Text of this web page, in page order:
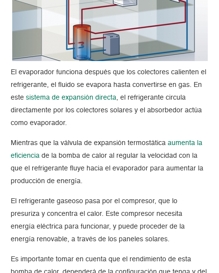
El evaporador funciona después que los colectores calienten el
refrigerante, el fluido se evapora hasta convertirse en gas. En
estesistema de expansión directa, el refrigerante circula
directamente por los colectores solares y el absorbedor actúa
como evaporador.
Mientras que la válvula de expansión termostáticaaumenta la
eficiencia de la bomba de calor al regular la velocidad con la
que el refrigerante fluye hacia el evaporador para aumentar la
producción de energía.
El refrigerante gaseoso pasa por el compresor, que lo
presuriza y concentra el calor. Este compresor necesita
energía eléctrica para funcionar, y puede proceder de la
energía renovable, a través de los paneles solares.
Es importante tomar en cuenta que el rendimiento de esta